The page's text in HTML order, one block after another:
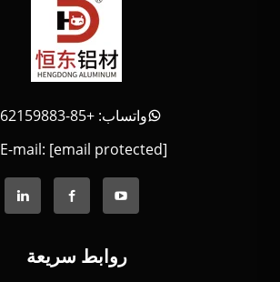
واتساب: +85-262159883
E-mail: [email protected]
روابط سريعة